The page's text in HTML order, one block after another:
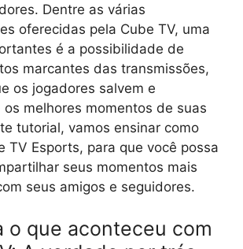
Dentre as várias
oferecidas pela Cube TV, uma
é a possibilidade de
marcantes das transmissões,
os jogadores salvem e
melhores momentos de suas
tutorial, vamos ensinar como
TV Esports, para que você possa
seus momentos mais
seus amigos e seguidores.
o que aconteceu com